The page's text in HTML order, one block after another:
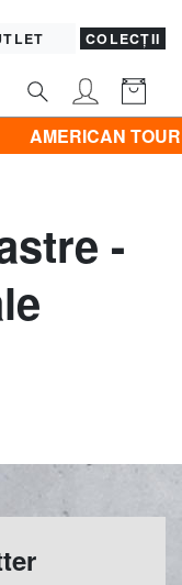
COLECȚII
AMERICAN
-